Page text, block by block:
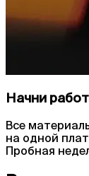
Начни
Все
на одной
Пробная